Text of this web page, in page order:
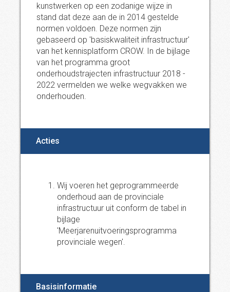
kunstwerken op een zodanige wijze in
stand dat deze aan de in 2014 gestelde
normen voldoen. Deze normen zijn
gebaseerd op 'basiskwaliteit infrastructuur'
van het kennisplatform CROW. In de bijlage
van het programma groot
onderhoudstrajecten infrastructuur 2018 -
2022 vermelden we welke wegvakken we
onderhouden.
Acties
Wij voeren het geprogrammeerde
onderhoud aan de provinciale
infrastructuur uit conform de tabel in
bijlage
'Meerjarenuitvoeringsprogramma
provinciale wegen'.
Basisinformatie